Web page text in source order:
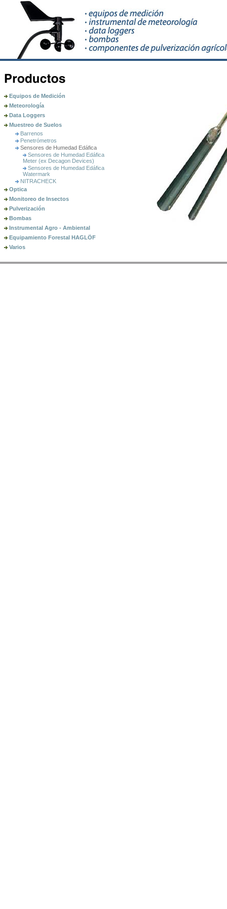
Equipos de Medición
Meteorología
Data Loggers
Muestreo de Suelos
Barrenos
Penetrómetros
Sensores de Humedad Edáfica
Sensores de Humedad Edáfica
Meter (ex Decagon Devices)
Sensores de Humedad Edáfica
Watermark
NITRACHECK
Optica
Monitoreo de Insectos
Pulverización
Bombas
Instrumental Agro - Ambiental
Equipamiento Forestal HAGLÖF
Varios